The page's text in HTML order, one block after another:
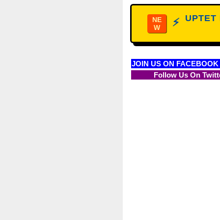
NE
W
⚡
JOIN US ON
Follow Us On